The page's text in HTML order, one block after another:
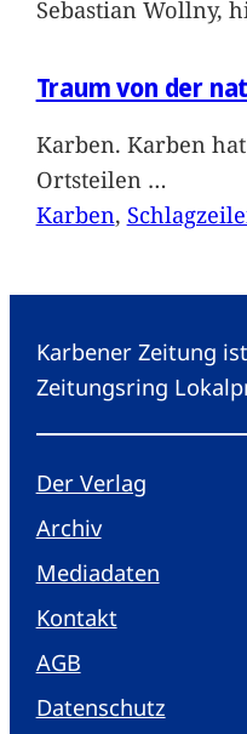
Sebastian Wollny,
Traum von der
Karben. Karben
Ortsteilen …
Karben,
Karbener Zeitung
Zeitungsring
Der Verlag
Archiv
Mediadaten
Kontakt
AGB
Datenschutz